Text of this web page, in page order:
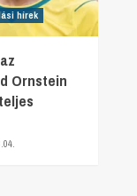
hírek
Ornstein